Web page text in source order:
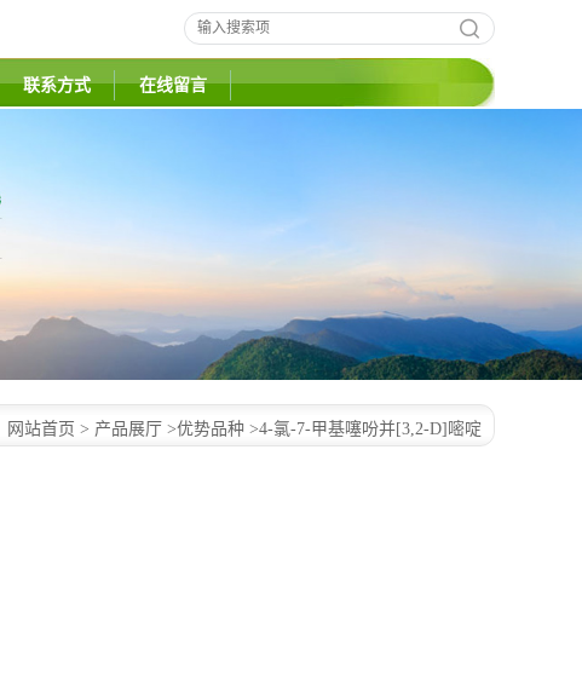
联系方式 在线留言
网站首页 > 产品展厅 >优势品种 >4-氯-7-甲基噻吩并[3,2-D]嘧啶